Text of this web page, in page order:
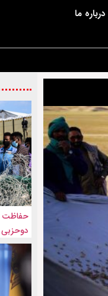
درباره ما
حفاظت
دوحزبی